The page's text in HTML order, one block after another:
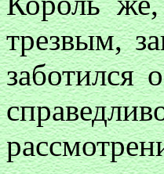
трезвым,
заботился